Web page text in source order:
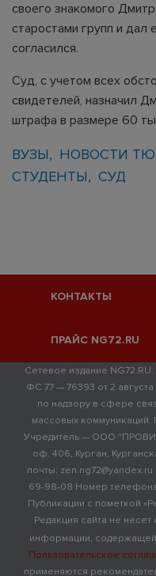
своего знакомого
старостами групп и дал
согласился.
Суд, с учетом всех
свидетелей, назначил
штрафа в размере 60
ВУЗЫ НОВОСТИ
СТУДЕНТЫ
СУД
КОНТАКТЫ
ПРАЙС NG72.RU
Сетевое издание
ФС 77 — 76393 от 2
по надзору в сфере
массовых
Учредитель — ООО
оф. 406, Курган,
почты:
69-98-08 Номер
Публикации с пометкой
Редакция сайта не несет
информации,
Пользовательское
применяются